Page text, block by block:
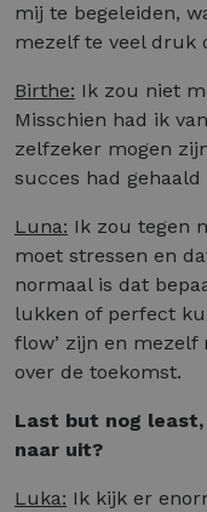
mij te begeleiden,
mezelf te veel druk
Birthe: Ik zou niet
Misschien had ik
zelfzeker mogen
succes had
Luna: Ik zou tegen
moet stressen en
normaal is dat
lukken of perfect
flow’ zijn en
over de toekomst.
Last but nog
naar uit?
Luka: Ik kijk er